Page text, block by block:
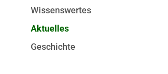
Wissenswertes
Aktuelles
Geschichte